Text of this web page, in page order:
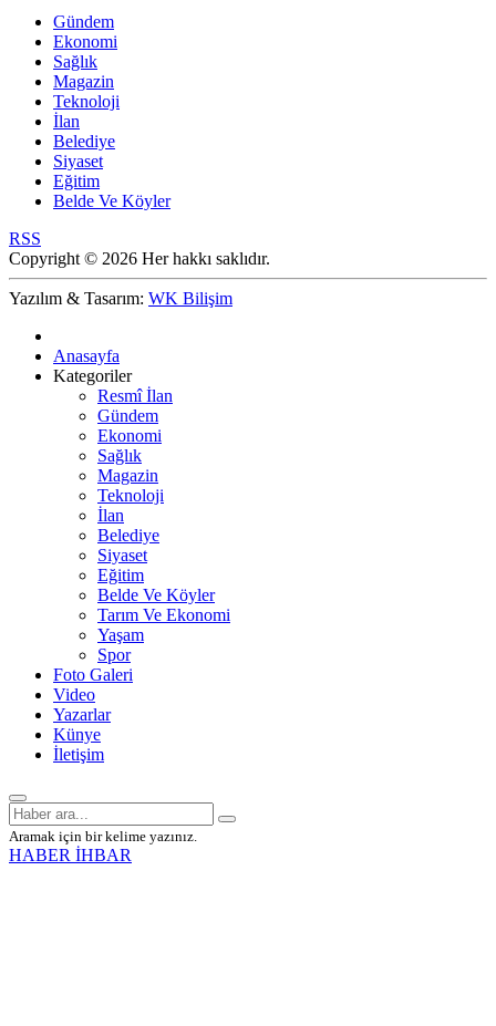
Gündem
Ekonomi
Sağlık
Magazin
Teknoloji
İlan
Belediye
Siyaset
Eğitim
Belde Ve Köyler
RSS
Copyright © 2026 Her hakkı saklıdır.
Yazılım & Tasarım: WK Bilişim
Anasayfa
Kategoriler
Resmî İlan
Gündem
Ekonomi
Sağlık
Magazin
Teknoloji
İlan
Belediye
Siyaset
Eğitim
Belde Ve Köyler
Tarım Ve Ekonomi
Yaşam
Spor
Foto Galeri
Video
Yazarlar
Künye
İletişim
Aramak için bir kelime yazınız.
HABER İHBAR